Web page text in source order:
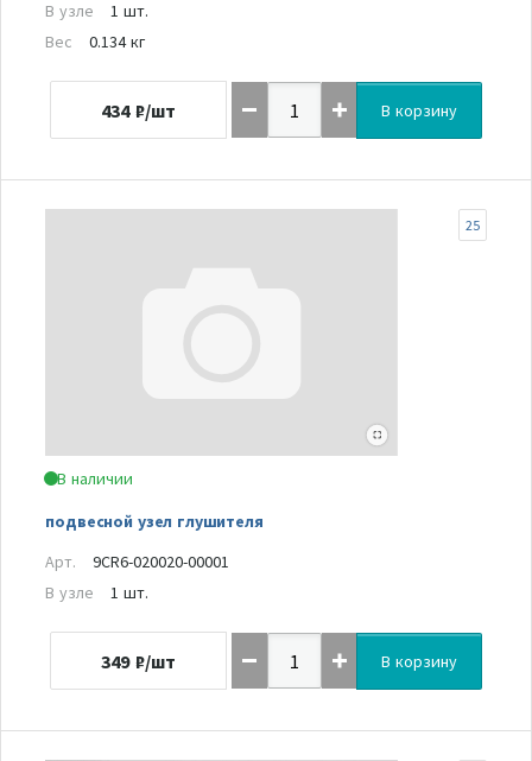
В узле
1 шт.
Вес
0.134 кг
434 ₽/шт В корзину
В наличии
подвесной узел глушителя
25
Арт.
9CR6-020020-00001
В узле
1 шт.
349 ₽/шт В корзину